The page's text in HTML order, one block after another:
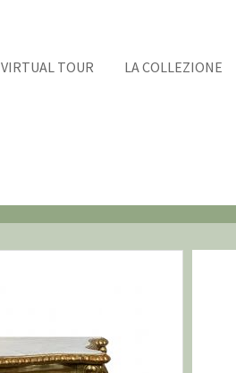
VIRTUAL TOUR LA COLLEZIONE